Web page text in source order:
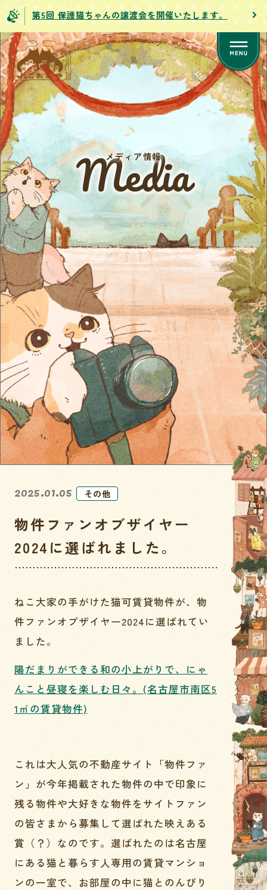
第5回 保護猫ちゃんの譲渡会を開催いたします。
メディア情報
Media
2025.01.05 その他
物件ファンオブザイヤー
2024に選ばれました。
ねこ大家の手がけた猫可賃貸物件が、物
件ファンオブザイヤー2024に選ばれてい
ました。
陽だまりができる和の小上がりで、にゃ
んこと昼寝を楽しむ日々。(名古屋市南区5
1㎡の賃貸物件)
これは大人気の不動産サイト「物件ファ
ン」が今年掲載された物件の中で印象に
残る物件や大好きな物件をサイトファン
の皆さまから募集して選ばれた映えある
賞（？）なのです。選ばれたのは名古屋
にある猫と暮らす人専用の賃貸マンショ
ンの一室で、お部屋の中に猫とのんびり